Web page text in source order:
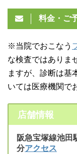
料金・ご
※当院でおこなう
な検査ではありま
ますが、診断は基
いては医療機関で
店舗情報
阪急宝塚線池田
分アクセス